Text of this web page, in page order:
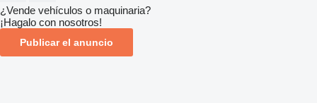
¿Vende vehículos o maquinaria?
¡Hagalo con nosotros!
Publicar el anuncio